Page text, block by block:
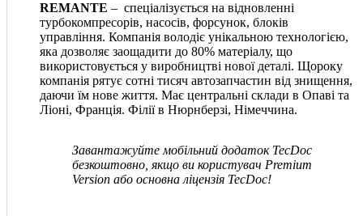
REMANTE – спеціалізується на відновленні
турбокомпресорів, насосів, форсунок, блоків
управління. Компанія володіє унікальною технологією,
яка дозволяє заощадити до 80% матеріалу, що
використовується у виробництві нової деталі. Щороку
компанія рятує сотні тисяч автозапчастин від знищення,
даючи їм нове життя. Має центральні склади в Опаві та
Ліоні, Франція. Філії в Нюрнберзі, Німеччина.
Завантажуйте мобільний додаток TecDoc
безкоштовно, якщо ви користувач Premium
Version або основна ліцензія TecDoc!